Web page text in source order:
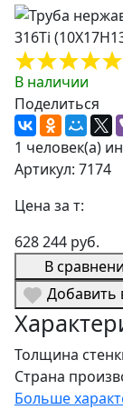
В наличии
Поделиться
1 человек(а)
Артикул: 7174
Цена за т:
628 244 руб.
В
Добавить
Толщина
Страна
Больше